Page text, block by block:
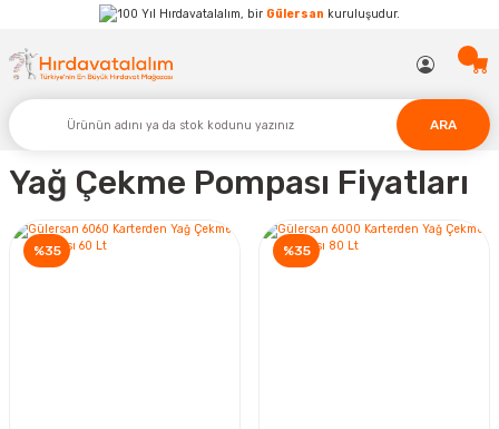
Hırdavatalalım, bir Gülersan kuruluşudur.
ARA
Yağ Çekme Pompası Fiyatları
%35 %35